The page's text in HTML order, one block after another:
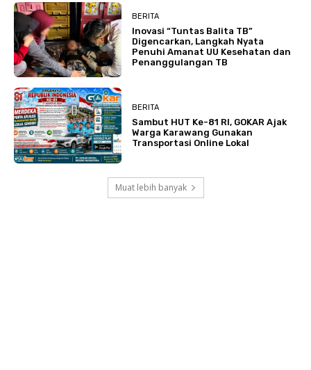
BERITA
Inovasi “Tuntas Balita TB”
Digencarkan, Langkah Nyata
Penuhi Amanat UU Kesehatan dan
Penanggulangan TB
BERITA
Sambut HUT Ke-81 RI, GOKAR Ajak
Warga Karawang Gunakan
Transportasi Online Lokal
Muat lebih banyak